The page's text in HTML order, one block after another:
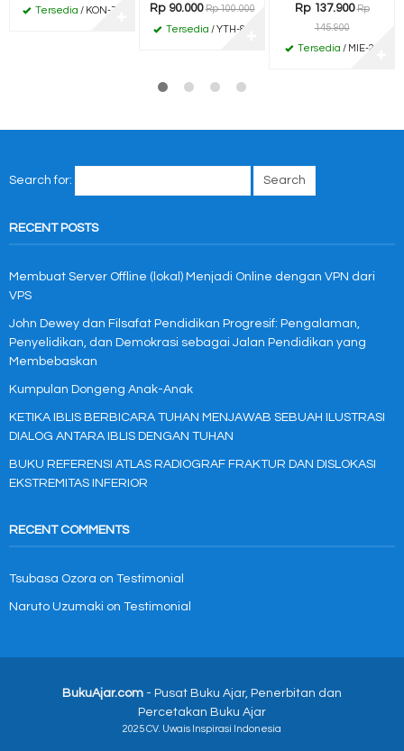
Tersedia / KON-75 Rp 90.000 Rp 100.000
Tersedia / YTH-84
Rp 137.900 Rp
145.900
Tersedia / MIE-25
Search for:
RECENT POSTS
Membuat Server Offline (lokal) Menjadi Online dengan VPN dari
VPS
John Dewey dan Filsafat Pendidikan Progresif: Pengalaman,
Penyelidikan, dan Demokrasi sebagai Jalan Pendidikan yang
Membebaskan
Kumpulan Dongeng Anak-Anak
KETIKA IBLIS BERBICARA TUHAN MENJAWAB SEBUAH ILUSTRASI
DIALOG ANTARA IBLIS DENGAN TUHAN
BUKU REFERENSI ATLAS RADIOGRAF FRAKTUR DAN DISLOKASI
EKSTREMITAS INFERIOR
RECENT COMMENTS
Tsubasa Ozora on Testimonial
Naruto Uzumaki on Testimonial
BukuAjar.com - Pusat Buku Ajar, Penerbitan dan
Percetakan Buku Ajar
2025 CV. Uwais Inspirasi Indonesia